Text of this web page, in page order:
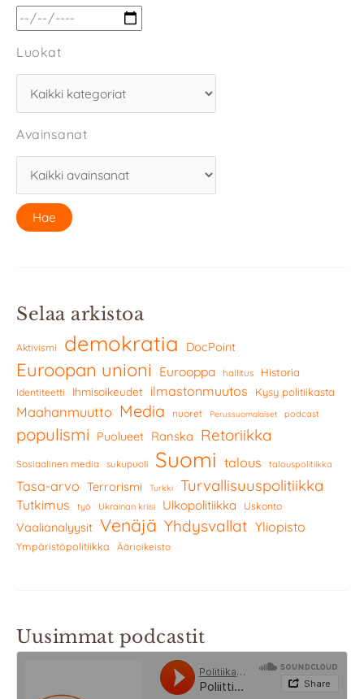
Luokat
Avainsanat
Selaa arkistoa
Aktivismi demokratia DocPoint
Euroopan unioni Eurooppa hallitus Historia
Identiteetti Ihmisoikeudet ilmastonmuutos Kysy politiikasta
Maahanmuutto Media nuoret Perussuomalaiset podcast
populismi Puolueet Ranska Retoriikka
Sosiaalinen media sukupuoli Suomi talous talouspolitiikka
Tasa-arvo Terrorismi Turkki Turvallisuuspolitiikka
Tutkimus työ Ukrainan kriisi Ulkopolitiikka Uskonto
Vaalianalyysit Venäjä Yhdysvallat Yliopisto
Ympäristöpolitiikka Äärioikeisto
Uusimmat podcastit